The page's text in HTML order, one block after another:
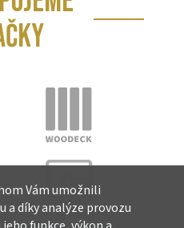
Vám umožnili
díky analýze provozu